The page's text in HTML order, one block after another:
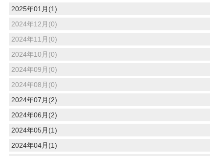
2025年01月(1)
2024年12月(0)
2024年11月(0)
2024年10月(0)
2024年09月(0)
2024年08月(0)
2024年07月(2)
2024年06月(2)
2024年05月(1)
2024年04月(1)